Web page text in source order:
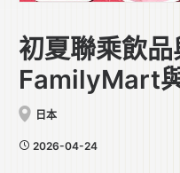
初夏聯乘飲品
FamilyMart
合作
日本
2026-04-24